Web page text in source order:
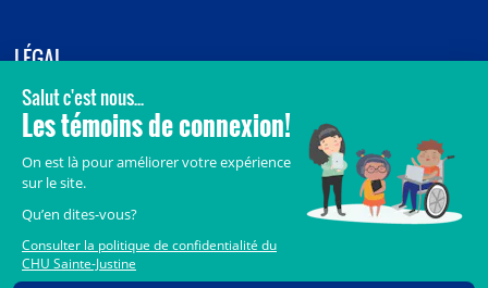
LÉGAL
© 2006-2026CHU Sainte-Justine.
Tous droits réservés.
Crédits
Accès aux documents des organismes publics